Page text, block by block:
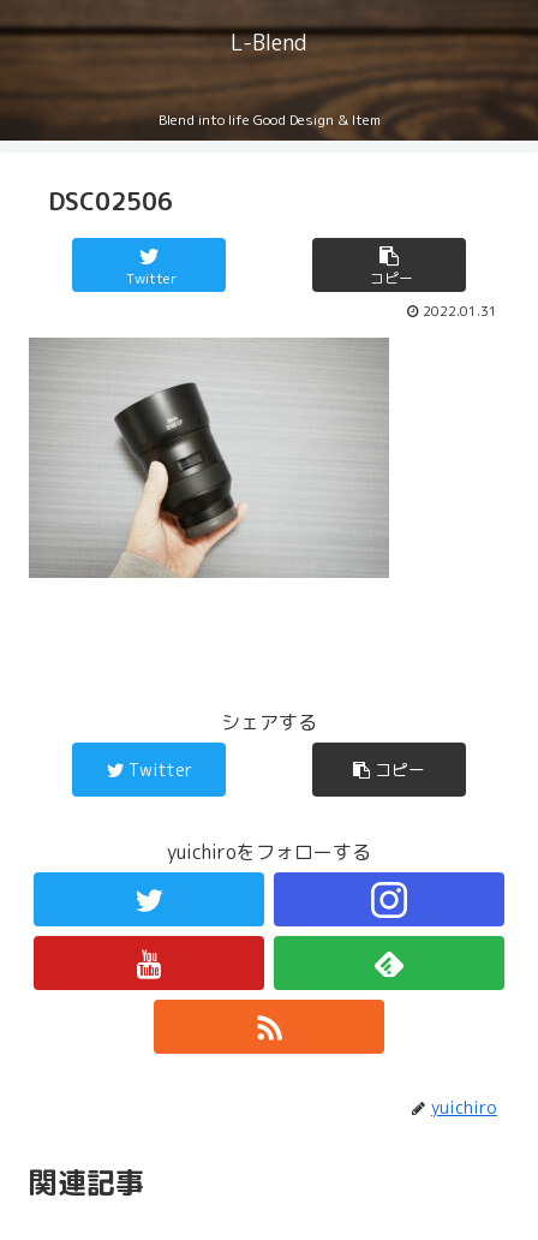
L-Blend
Blend into life Good Design & Item
DSC02506
Twitter コピー
2022.01.31
シェアする
Twitter コピー
yuichiroをフォローする
yuichiro
関連記事